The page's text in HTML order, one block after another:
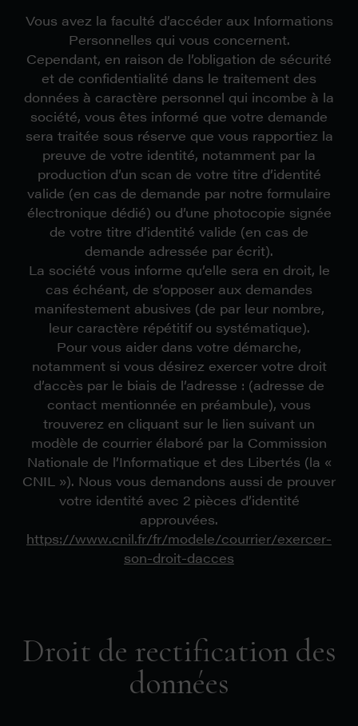
Vous avez la faculté d’accéder aux Informations
Personnelles qui vous concernent.
Cependant, en raison de l’obligation de sécurité
et de confidentialité dans le traitement des
données à caractère personnel qui incombe à la
société, vous êtes informé que votre demande
sera traitée sous réserve que vous rapportiez la
preuve de votre identité, notamment par la
production d’un scan de votre titre d’identité
valide (en cas de demande par notre formulaire
électronique dédié) ou d’une photocopie signée
de votre titre d’identité valide (en cas de
demande adressée par écrit).
La société vous informe qu’elle sera en droit, le
cas échéant, de s’opposer aux demandes
manifestement abusives (de par leur nombre,
leur caractère répétitif ou systématique).
Pour vous aider dans votre démarche,
notamment si vous désirez exercer votre droit
d’accès par le biais de l’adresse : (adresse de
contact mentionnée en préambule), vous
trouverez en cliquant sur le lien suivant un
modèle de courrier élaboré par la Commission
Nationale de l’Informatique et des Libertés (la «
CNIL »). Nous vous demandons aussi de prouver
votre identité avec 2 pièces d’identité
approuvées.
https://www.cnil.fr/fr/modele/courrier/exercer-
son-droit-dacces
Droit de rectification des
données